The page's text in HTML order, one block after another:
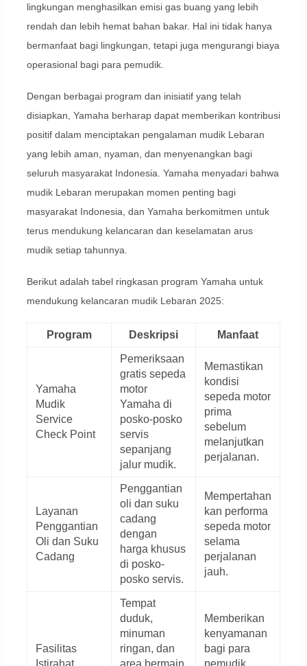
lingkungan menghasilkan emisi gas buang yang lebih
rendah dan lebih hemat bahan bakar. Hal ini tidak hanya
bermanfaat bagi lingkungan, tetapi juga mengurangi biaya
operasional bagi para pemudik.
Dengan berbagai program dan inisiatif yang telah
disiapkan, Yamaha berharap dapat memberikan kontribusi
positif dalam menciptakan pengalaman mudik Lebaran
yang lebih aman, nyaman, dan menyenangkan bagi
seluruh masyarakat Indonesia. Yamaha menyadari bahwa
mudik Lebaran merupakan momen penting bagi
masyarakat Indonesia, dan Yamaha berkomitmen untuk
terus mendukung kelancaran dan keselamatan arus
mudik setiap tahunnya.
Berikut adalah tabel ringkasan program Yamaha untuk
mendukung kelancaran mudik Lebaran 2025:
Program Deskripsi Manfaat
Yamaha
Mudik
Service
Check Point
Pemeriksaan
gratis sepeda
motor
Yamaha di
posko-posko
servis
sepanjang
jalur mudik.
Memastikan
kondisi
sepeda motor
prima
sebelum
melanjutkan
perjalanan.
Layanan
Penggantian
Oli dan Suku
Cadang
Penggantian
oli dan suku
cadang
dengan
harga khusus
di posko-
posko servis.
Mempertahan
kan performa
sepeda motor
selama
perjalanan
jauh.
Fasilitas
Tempat
duduk,
minuman
ringan, dan
Memberikan
kenyamanan
bagi para